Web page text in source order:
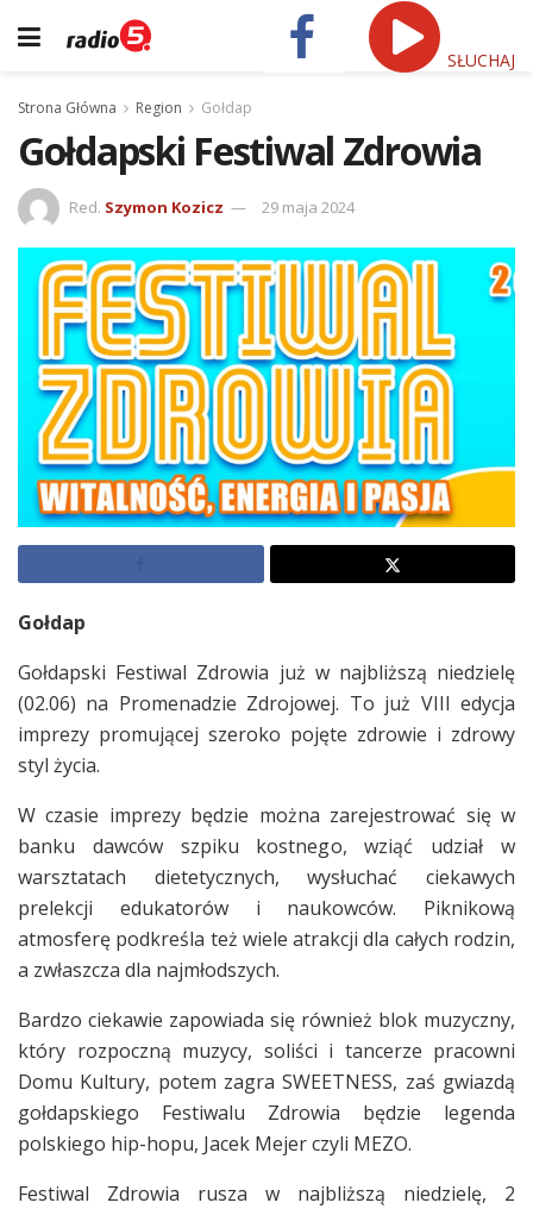
SŁUCHAJ
Strona Główna Region Gołdap
Gołdapski Festiwal Zdrowia
Red. Szymon Kozicz 29 maja 2024
Gołdap
Gołdapski Festiwal Zdrowia już w najbliższą niedzielę
(02.06) na Promenadzie Zdrojowej. To już VIII edycja
imprezy promującej szeroko pojęte zdrowie i zdrowy
styl życia.
W czasie imprezy będzie można zarejestrować się w
banku dawców szpiku kostnego, wziąć udział w
warsztatach dietetycznych, wysłuchać ciekawych
prelekcji edukatorów i naukowców. Piknikową
atmosferę podkreśla też wiele atrakcji dla całych rodzin,
a zwłaszcza dla najmłodszych.
Bardzo ciekawie zapowiada się również blok muzyczny,
który rozpoczną muzycy, soliści i tancerze pracowni
Domu Kultury, potem zagra SWEETNESS, zaś gwiazdą
gołdapskiego Festiwalu Zdrowia będzie legenda
polskiego hip-hopu, Jacek Mejer czyli MEZO.
Festiwal Zdrowia rusza w najbliższą niedzielę, 2